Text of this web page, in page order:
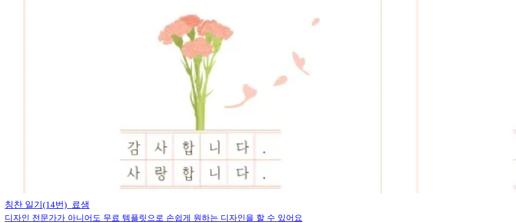
칭찬 일기(14번)_료샘
디자인 전문가가 아니어도 무료 템플릿으로 손쉽게 원하는 디자인을 할 수 있어요